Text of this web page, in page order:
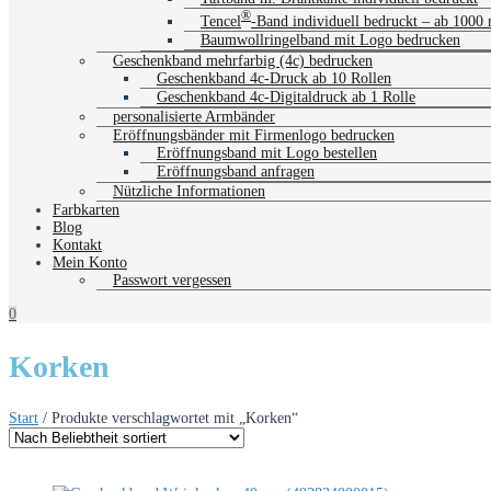
Tencel®-Band individuell bedruckt – ab 1000
Baumwollringelband mit Logo bedrucken
Geschenkband mehrfarbig (4c) bedrucken
Geschenkband 4c-Druck ab 10 Rollen
Geschenkband 4c-Digitaldruck ab 1 Rolle
personalisierte Armbänder
Eröffnungsbänder mit Firmenlogo bedrucken
Eröffnungsband mit Logo bestellen
Eröffnungsband anfragen
Nützliche Informationen
Farbkarten
Blog
Kontakt
Mein Konto
Passwort vergessen
0
Korken
Start / Produkte verschlagwortet mit „Korken“